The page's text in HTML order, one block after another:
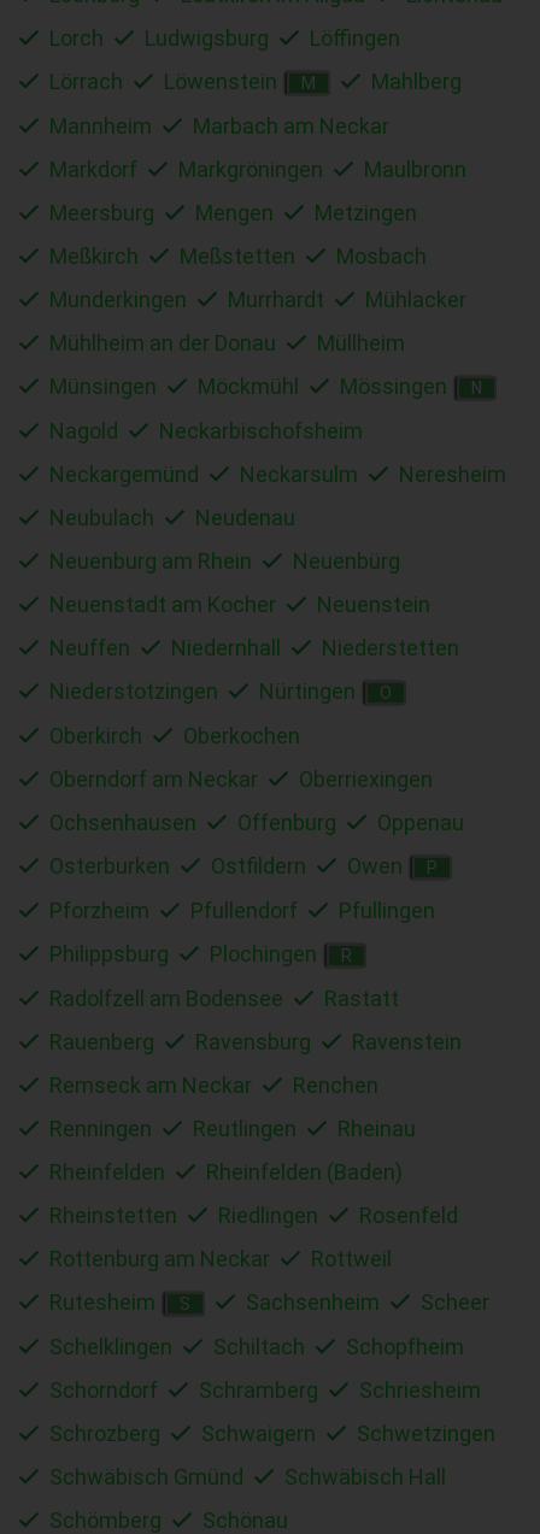
Lorch
Ludwigsburg
Löffingen
Lörrach
Löwenstein M
Mahlberg
Mannheim
Marbach am Neckar
Markdorf
Markgröningen
Maulbronn
Meersburg
Mengen
Metzingen
Meßkirch
Meßstetten
Mosbach
Munderkingen
Murrhardt
Mühlacker
Mühlheim an der Donau
Müllheim
Münsingen
Möckmühl Mössingen N
Nagold
Neckarbischofsheim
Neckargemünd
Neckarsulm
Neresheim
Neubulach
Neudenau
Neuenburg am Rhein
Neuenbürg
Neuenstadt am Kocher
Neuenstein
Neuffen
Niedernhall
Niederstetten
Niederstotzingen
Nürtingen O
Oberkirch
Oberkochen
Oberndorf am Neckar
Oberriexingen
Ochsenhausen
Offenburg
Oppenau
Osterburken
Ostfildern Owen P
Pforzheim Pfullendorf
Pfullingen
Philippsburg
Plochingen R
Radolfzell am Bodensee
Rastatt
Rauenberg
Ravensburg
Ravenstein
Remseck am Neckar
Renchen
Renningen
Reutlingen
Rheinau
Rheinfelden
Rheinfelden (Baden)
Rheinstetten
Riedlingen
Rosenfeld
Rottenburg am Neckar
Rottweil
Rutesheim
S Sachsenheim
Scheer
Schelklingen
Schiltach
Schopfheim
Schorndorf
Schramberg
Schriesheim
Schrozberg
Schwaigern
Schwetzingen
Schwäbisch Gmünd
Schwäbisch Hall
Schömberg
Schönau